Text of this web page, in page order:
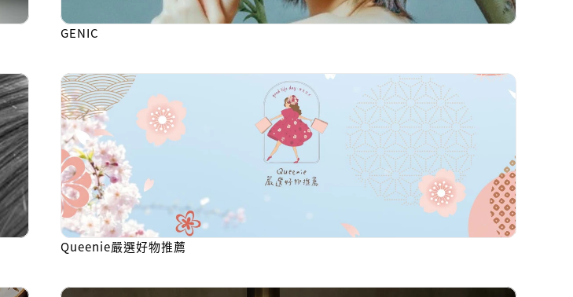
GENIC
Queenie嚴選好物推薦